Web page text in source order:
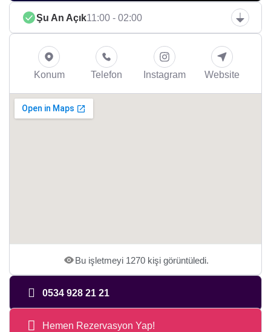
Şu An Açık11:00 - 02:00
Konum Telefon Instagram Website
Bu işletmeyi 1270 kişi görüntüledi.
0534 928 21 21
Hemen Rezervasyon Yap!